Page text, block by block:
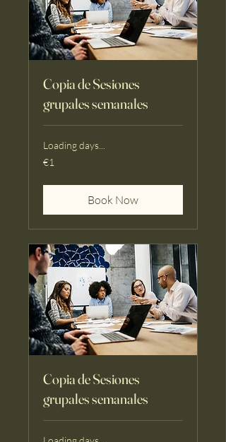
Copia de Sesiones
grupales semanales
Loading days...
1
euro
€1
Book Now
Copia de Sesiones
grupales semanales